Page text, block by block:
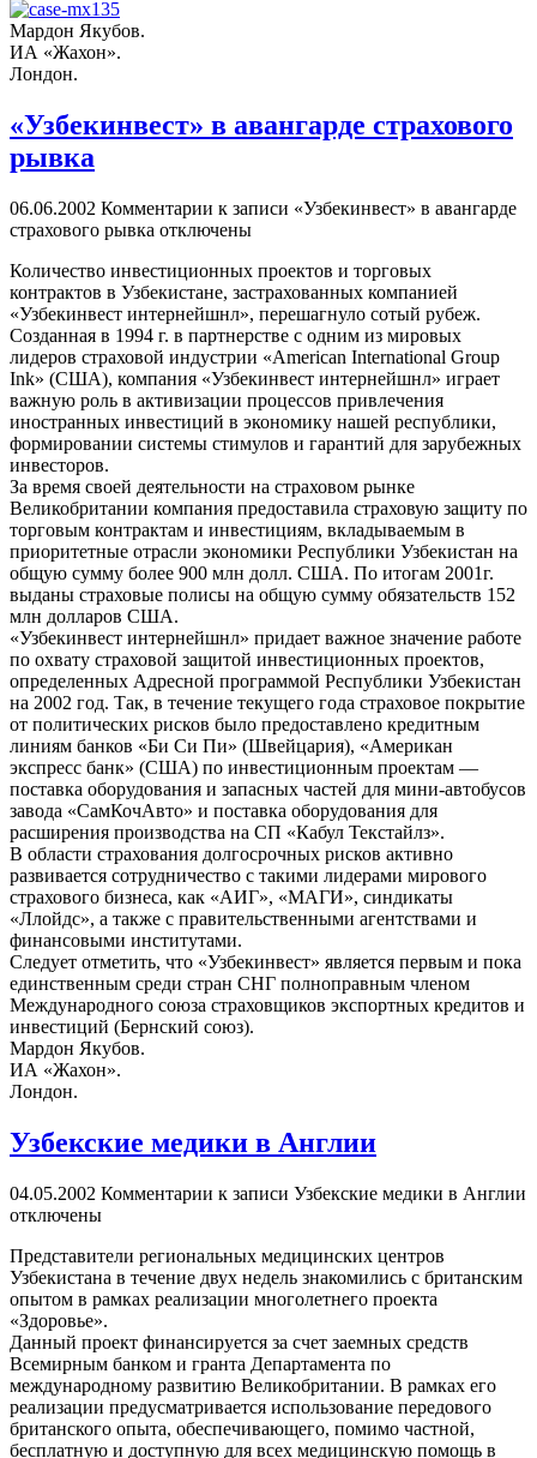
Мардон Якубов.
ИА «Жахон».
Лондон.
«Узбекинвест» в авангарде страхового
рывка
06.06.2002 Комментарии к записи «Узбекинвест» в авангарде
страхового рывка отключены
Количество инвестиционных проектов и торговых
контрактов в Узбекистане, застрахованных компанией
«Узбекинвест интернейшнл», перешагнуло сотый рубеж.
Созданная в 1994 г. в партнерстве с одним из мировых
лидеров страховой индустрии «American International Group
Ink» (США), компания «Узбекинвест интернейшнл» играет
важную роль в активизации процессов привлечения
иностранных инвестиций в экономику нашей республики,
формировании системы стимулов и гарантий для зарубежных
инвесторов.
За время своей деятельности на страховом рынке
Великобритании компания предоставила страховую защиту по
торговым контрактам и инвестициям, вкладываемым в
приоритетные отрасли экономики Республики Узбекистан на
общую сумму более 900 млн долл. США. По итогам 2001г.
выданы страховые полисы на общую сумму обязательств 152
млн долларов США.
«Узбекинвест интернейшнл» придает важное значение работе
по охвату страховой защитой инвестиционных проектов,
определенных Адресной программой Республики Узбекистан
на 2002 год. Так, в течение текущего года страховое покрытие
от политических рисков было предоставлено кредитным
линиям банков «Би Си Пи» (Швейцария), «Американ
экспресс банк» (США) по инвестиционным проектам —
поставка оборудования и запасных частей для мини-автобусов
завода «СамКочАвто» и поставка оборудования для
расширения производства на СП «Кабул Текстайлз».
В области страхования долгосрочных рисков активно
развивается сотрудничество с такими лидерами мирового
страхового бизнеса, как «АИГ», «МАГИ», синдикаты
«Ллойдс», а также с правительственными агентствами и
финансовыми институтами.
Следует отметить, что «Узбекинвест» является первым и пока
единственным среди стран СНГ полноправным членом
Международного союза страховщиков экспортных кредитов и
инвестиций (Бернский союз).
Мардон Якубов.
ИА «Жахон».
Лондон.
Узбекские медики в Англии
04.05.2002 Комментарии к записи Узбекские медики в Англии
отключены
Представители региональных медицинских центров
Узбекистана в течение двух недель знакомились с британским
опытом в рамках реализации многолетнего проекта
«Здоровье».
Данный проект финансируется за счет заемных средств
Всемирным банком и гранта Департамента по
международному развитию Великобритании. В рамках его
реализации предусматривается использование передового
британского опыта, обеспечивающего, помимо частной,
бесплатную и доступную для всех медицинскую помощь в